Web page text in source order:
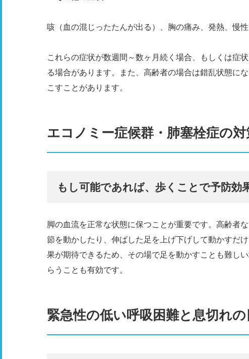
咳（血の混じったたんが出る）、胸の痛み、発熱、慢
これらの症状が数週間～数ヶ月続く場合、もしくは症
る場合があります。また、高齢者の場合は錯乱状態に
こすことがあります。
エコノミー症候群・肺塞栓症の対
もし可能であれば、歩くことで予防効
脚の血流を正常な状態に保つことが重要です。高齢者
節を動かしたり、伸ばした足を上げ下げして動かすだ
果が期待できるため、その場で足を動かすことも難し
らうことも有効です。
緊急性の低い呼吸困難と息切れの